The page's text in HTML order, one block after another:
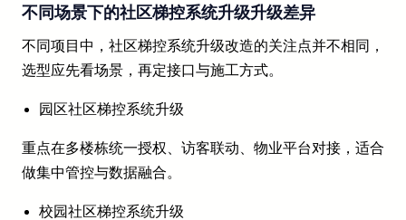
不同场景下的社区梯控系统升级升级差异
不同项目中，社区梯控系统升级改造的关注点并不相同，
选型应先看场景，再定接口与施工方式。
园区社区梯控系统升级
重点在多楼栋统一授权、访客联动、物业平台对接，适合
做集中管控与数据融合。
校园社区梯控系统升级